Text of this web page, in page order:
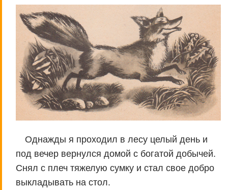
Однажды я проходил в лесу целый день и
под вечер вернулся домой с богатой добычей.
Снял с плеч тяжелую сумку и стал свое добро
выкладывать на стол.